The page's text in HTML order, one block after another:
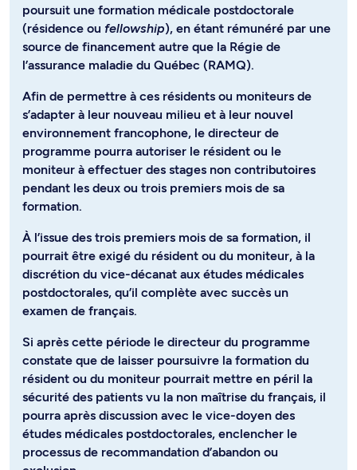
poursuit une formation médicale postdoctorale
(résidence ou fellowship), en étant rémunéré par une
source de financement autre que la Régie de
l’assurance maladie du Québec (RAMQ).
Afin de permettre à ces résidents ou moniteurs de
s’adapter à leur nouveau milieu et à leur nouvel
environnement francophone, le directeur de
programme pourra autoriser le résident ou le
moniteur à effectuer des stages non contributoires
pendant les deux ou trois premiers mois de sa
formation.
À l’issue des trois premiers mois de sa formation, il
pourrait être exigé du résident ou du moniteur, à la
discrétion du vice-décanat aux études médicales
postdoctorales, qu’il complète avec succès un
examen de français.
Si après cette période le directeur du programme
constate que de laisser poursuivre la formation du
résident ou du moniteur pourrait mettre en péril la
sécurité des patients vu la non maîtrise du français, il
pourra après discussion avec le vice-doyen des
études médicales postdoctorales, enclencher le
processus de recommandation d’abandon ou